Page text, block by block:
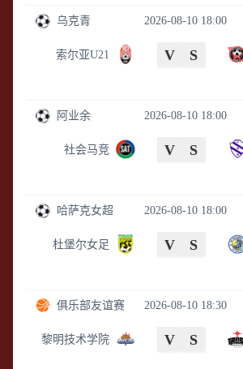
2026-08-10 18:00
乌克青
索尔亚U21 V S
2026-08-10 18:00
阿业余
社会马竞 V S
2026-08-10 18:00
哈萨克女超
杜堡尔女足 V S
2026-08-10 18:30
俱乐部友谊赛
黎明技术学院 V S